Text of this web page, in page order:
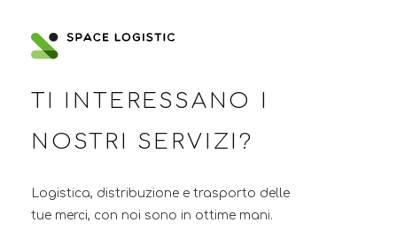
TI INTERESSANO I
NOSTRI SERVIZI?
Logistica, distribuzione e trasporto delle
tue merci, con noi sono in ottime mani.